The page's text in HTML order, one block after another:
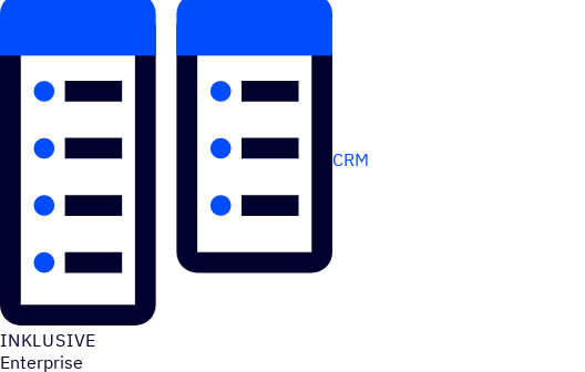
CRM
INKLU­SIVE
Enterprise